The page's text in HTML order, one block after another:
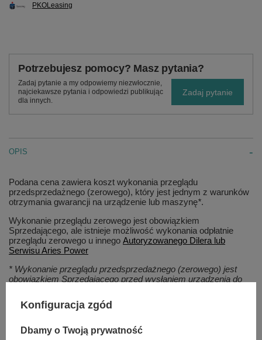
PKOLeasing
Potrzebujesz pomocy? Masz pytania?
Zadaj pytanie a my odpowiemy niezwłocznie,
najciekawsze pytania i odpowiedzi publikując
dla innych.
Zadaj pytanie
OPIS
Podana cena zawiera koszt wykonania przeglądu
przedsprzedażnego (zerowego), który jest jednym z warunków
otrzymania gwarancji na urządzenie lub maszynę*.
Wykonanie przeglądu zerowego jest obowiązkiem
Sprzedającego, ale istnieje możliwość wykonania odpłatnie
przeglądu zerowego u innego Autoryzowanego Dilera lub
Serwisu Aries Power
* Wykonanie przeglądu przedsprzedażnego (zerowego) jest
obowiązkiem Sprzedającego przed wysłaniem urządzenia do
wyposażenia - ewentualnych uszkodzeń lakieru, wgnieceń,
uszkodzeń mechanicznych, dołączenie instrukcji obsługi,
urządzenia, sprawdzenie działania urządzeń sterujących,
Konfiguracja zgód
Dbamy o Twoją prywatność